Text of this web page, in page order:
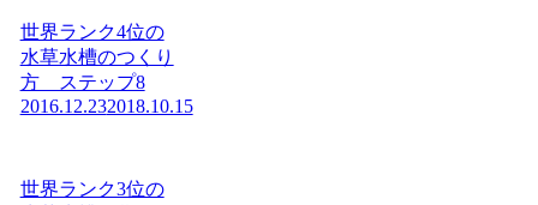
世界ランク4位の
水草水槽のつくり
方 ステップ8
2016.12.232018.10.15
世界ランク3位の